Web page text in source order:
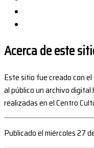
Acerca de este
Este sitio fue creado con
al público un archivo
realizadas en el Centro
Publicado el miércoles 27